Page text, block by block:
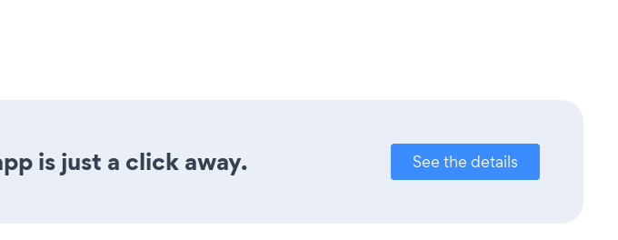
is just a click away. See the details